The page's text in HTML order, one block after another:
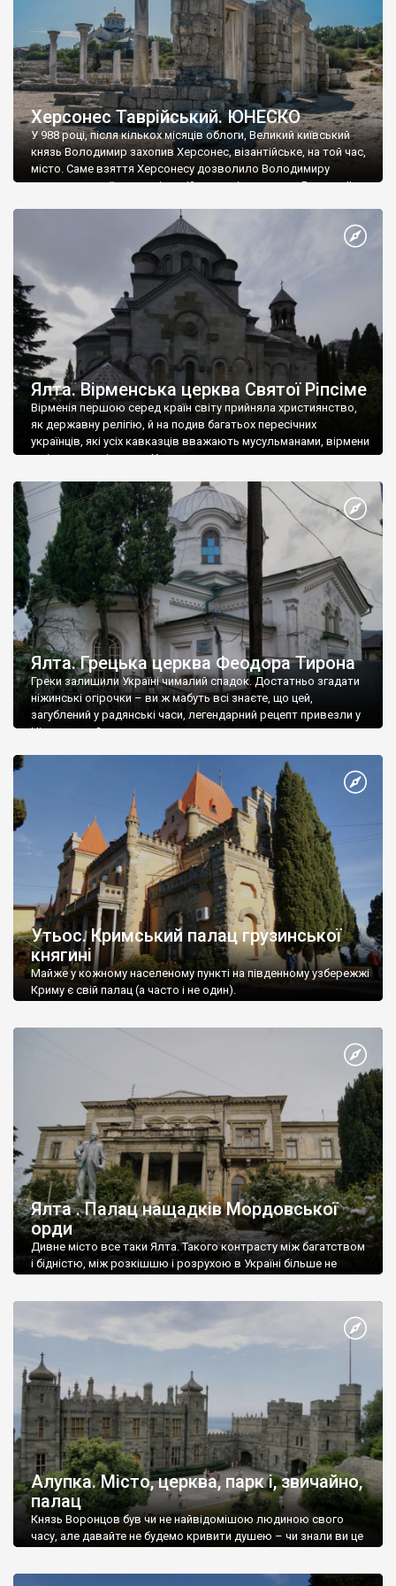
Херсонес Таврійський. ЮНЕСКО
У 988 році, після кількох місяців облоги, Великий київський
князь Володимир захопив Херсонес, візантійське, на той час,
місто. Саме взяття Херсонесу дозволило Володимиру
диктувати свої умови візантійському імператору Василю ІІ, та
Херсонесі Володимир-язичник, став Василем-християнином.
А потім було Хрещення Русі. На честь Херсонесу Таврійського
Ялта. Вірменська церква Святої Ріпсіме
Вірменія першою серед країн світу прийняла християнство,
як державну релігію, й на подив багатьох пересічних
українців, які усіх кавказців вважають мусульманами, вірмени
є відданими вірянами Христа
Ялта. Грецька церква Феодора Тирона
Греки залишили Україні чималий спадок. Достатньо згадати
ніжинські огірочки – ви ж мабуть всі знаєте, що цей,
загублений у радянські часи, легендарний рецепт привезли у
Ніжин греки?
Утьос. Кримський палац грузинської
княгині
Майже у кожному населеному пункті на південному узбережжі
Криму є свій палац (а часто і не один).
Ялта . Палац нащадків Мордовської
орди
Дивне місто все таки Ялта. Такого контрасту між багатством
і бідністю, між розкішшю і розрухою в Україні більше не
Алупка. Місто, церква, парк і, звичайно,
палац
Князь Воронцов був чи не найвідомішою людиною свого
часу, але давайте не будемо кривити душею – чи знали ви це